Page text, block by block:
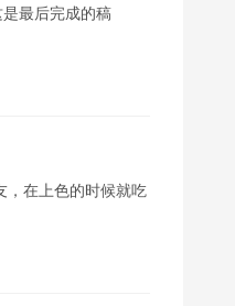
最后完成的稿
，在上色的时候就吃